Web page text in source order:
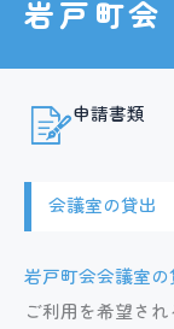
岩戸町会
申請書類
会議室の貸出
岩戸町会会議室の
ご利用を希望さ